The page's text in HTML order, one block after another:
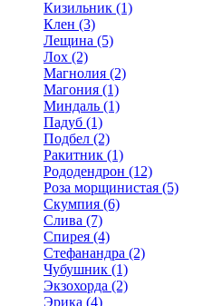
Кизильник (1)
Клен (3)
Лещина (5)
Лох (2)
Магнолия (2)
Магония (1)
Миндаль (1)
Падуб (1)
Подбел (2)
Ракитник (1)
Рододендрон (12)
Роза морщинистая (5)
Скумпия (6)
Слива (7)
Спирея (4)
Стефанандра (2)
Чубушник (1)
Экзохорда (2)
Эрика (4)